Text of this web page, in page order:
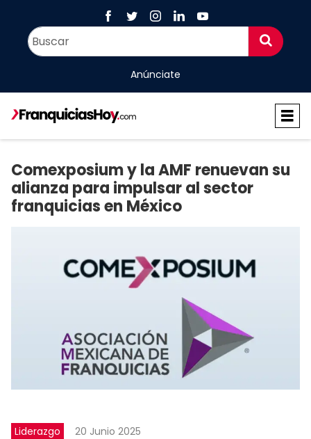
Anúnciate
Comexposium y la AMF renuevan su
alianza para impulsar al sector
franquicias en México
Liderazgo 20 Junio 2025